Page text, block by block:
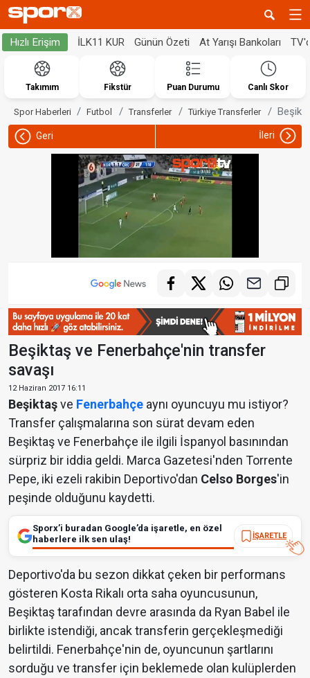
Hızlı Erişim İLK11 KUR Günün Özeti At Yarışı Bankoları
Takımım Fikstür Puan Durumu Canlı Skor
Spor Haberleri Futbol Transferler Türkiye Transferler
Geri İleri
Beşiktaş ve Fenerbahçe'nin transfer
savaşı
12 Haziran 2017 16:11
Beşiktaşve Fenerbahçe aynı oyuncuyu mu istiyor?
Transfer çalışmalarına son sürat devam eden
Beşiktaş ve Fenerbahçe ile ilgili İspanyol basınından
sürpriz bir iddia geldi. Marca Gazetesi'nden Torrente
Pepe, iki ezeli rakibin Deportivo'dan Celso Borges'in
peşinde olduğunu kaydetti.
Sporx’i buradan Google’da işaretle, en özel
haberlere ilk sen ulaş!
İŞARETLE
Deportivo'da bu sezon dikkat çeken bir performans
gösteren Kosta Rikalı orta saha oyuncusunun,
Beşiktaş tarafından devre arasında da Ryan Babel ile
birlikte istendiği, ancak transferin gerçekleşmediği
belirtildi. Fenerbahçe'nin de, oyuncunun şartlarını
sorduğu ve transfer için beklemede olan kulüplerden